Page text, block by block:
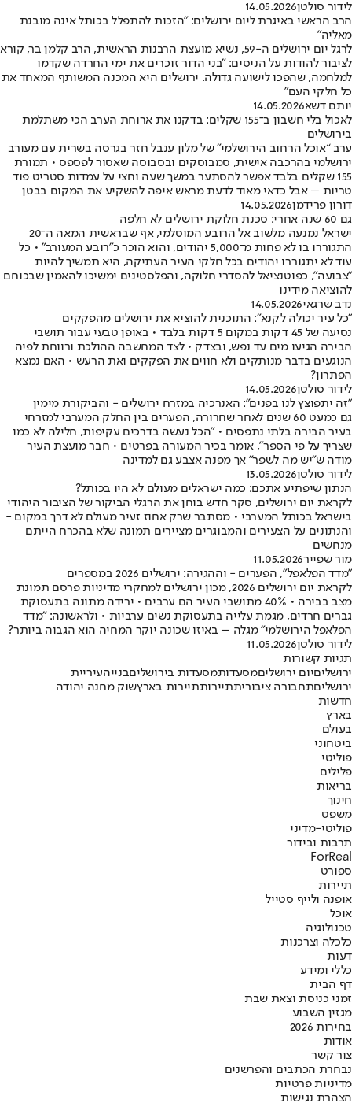
לידור סולטן14.05.2026
הרב הראשי באיגרת ליום ירושלים: "הזכות להתפלל בכותל אינה מובנת
מאליה"
לרגל יום ירושלים ה-59, נשיא מועצת הרבנות הראשית, הרב קלמן בר, קורא
לציבור להודות על הניסים: "בני הדור זוכרים את ימי החרדה שקדמו
למלחמה, שהפכו לישועה גדולה. ירושלים היא המכנה המשותף המאחד את
כל חלקי העם"
יותם דשא14.05.2026
לאכול בלי חשבון ב־155 שקלים: בדקנו את ארוחת הערב הכי משתלמת
בירושלים
ערב “אוכל הרחוב הירושלמי” של מלון ענבל חזר בגרסה בשרית עם מעורב
ירושלמי בהרכבה אישית, סמבוסקים ובסבוסה שאסור לפספס • תמורת
155 שקלים בלבד אפשר להסתער במשך שעה וחצי על עמדות סטריט פוד
טריות – אבל כדאי מאוד לדעת מראש איפה להשקיע את המקום בבטן
דורון פרידמן14.05.2026
גם 60 שנה אחרי: סכנת חלוקת ירושלים לא חלפה
ישראל נמנעה מלשוב אל הרובע המוסלמי, אף שבראשית המאה ה־20
התגוררו בו לא פחות מ־5,000 יהודים, והוא הוכר כ"רובע המעורב" • כל
עוד לא יתגוררו יהודים בכל חלקי העיר העתיקה, היא תמשיך להיות
"צבועה", כפוטנציאל להסדרי חלוקה, והפלסטינים ימשיכו להאמין שבכוחם
להוציאה מידינו
נדב שרגאי14.05.2026
"כל עיר יכולה לקנא": התוכנית להוציא את ירושלים מהפקקים
נסיעה של 45 דקות במקום 5 דקות בלבד • באופן טבעי עבור תושבי
הבירה הגיעו מים עד נפש, ובצדק • לצד המחשבה ההולכת ורווחת לפיה
הנוגעים בדבר מנותקים ולא חווים את הפקקים ואת הרעש • האם נמצא
הפתרון?
לידור סולטן14.05.2026
"זה יתפוצץ לנו בפנים": האנרכיה במזרח ירושלים - והביקורת מימין
גם כמעט 60 שנים לאחר שחרורה, הפערים בין החלק המערבי למזרחי
בעיר הבירה בלתי נתפסים • "הכל נעשה בדרכים עקיפות, חלילה לא כמו
שצריך על פי הספר", אומר בכיר המעורה בפרטים • חבר מועצת העיר
מודה ש"יש מה לשפר" אך מפנה אצבע גם למדינה
לידור סולטן13.05.2026
הנתון שיפתיע אתכם: כמה ישראלים מעולם לא היו בכותל?
לקראת יום ירושלים, סקר חדש בוחן את הרגלי הביקור של הציבור היהודי
בישראל בכותל המערבי • מסתבר שרק אחוז זעיר מעולם לא דרך במקום -
והנתונים על הצעירים והמבוגרים מציירים תמונה שלא בהכרח הייתם
מנחשים
מור שפייר11.05.2026
"מדד הפלאפל", הפערים - וההגירה: ירושלים 2026 במספרים
לקראת יום ירושלים 2026, מכון ירושלים למחקרי מדיניות פרסם תמונת
מצב בבירה • 40% מתושבי העיר הם ערבים • ירידה מתונה בתעסוקת
גברים חרדים, מגמת עלייה בתעסוקת נשים ערביות • ולראשונה: "מדד
הפלאפל הירושלמי" מגלה – באיזו שכונה יוקר המחיה הוא הגבוה ביותר?
לידור סולטן11.05.2026
תגיות קשורות
ירושליםיום ירושליםמסעדותמסעדות בירושליםבנייהעיריית
ירושליםתחבורה ציבוריתתיירותתיירות בארץשוק מחנה יהודה
חדשות
בארץ
בעולם
ביטחוני
פוליטי
פלילים
בריאות
חינוך
משפט
פוליטי-מדיני
תרבות ובידור
ForReal
ספורט
תיירות
אופנה ולייף סטייל
אוכל
טכנולוגיה
כלכלה וצרכנות
דעות
כללי ומידע
דף הבית
זמני כניסת וצאת שבת
מגזין השבוע
בחירות 2026
אודות
צור קשר
נבחרת הכתבים והפרשנים
מדיניות פרטיות
הצהרת נגישות